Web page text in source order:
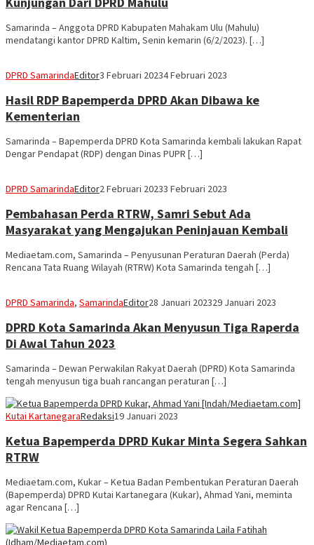
Samarinda – Anggota DPRD Kabupaten Mahakam Ulu (Mahulu)
mendatangi kantor DPRD Kaltim, Senin kemarin (6/2/2023). […]
DPRD SamarindaEditor3 Februari 20234 Februari 2023
Hasil RDP Bapemperda DPRD Akan Dibawa ke
Kementerian
Samarinda – Bapemperda DPRD Kota Samarinda kembali lakukan Rapat
Dengar Pendapat (RDP) dengan Dinas PUPR […]
DPRD SamarindaEditor2 Februari 20233 Februari 2023
Pembahasan Perda RTRW, Samri Sebut Ada
Masyarakat yang Mengajukan Peninjauan Kembali
Mediaetam.com, Samarinda – Penyusunan Peraturan Daerah (Perda)
Rencana Tata Ruang Wilayah (RTRW) Kota Samarinda tengah […]
DPRD Samarinda, SamarindaEditor28 Januari 202329 Januari 2023
DPRD Kota Samarinda Akan Menyusun Tiga Raperda
Di Awal Tahun 2023
Samarinda – Dewan Perwakilan Rakyat Daerah (DPRD) Kota Samarinda
tengah menyusun tiga buah rancangan peraturan […]
Kutai KartanegaraRedaksi19 Januari 2023
Ketua Bapemperda DPRD Kukar Minta Segera Sahkan
RTRW
Mediaetam.com, Kukar – Ketua Badan Pembentukan Peraturan Daerah
(Bapemperda) DPRD Kutai Kartanegara (Kukar), Ahmad Yani, meminta
agar Rencana […]